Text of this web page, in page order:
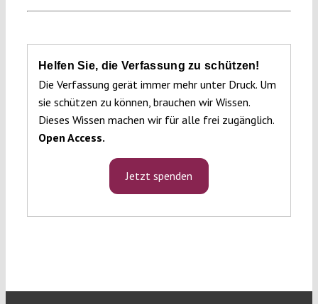
Helfen Sie, die Verfassung zu schützen!
Die Verfassung gerät immer mehr unter Druck. Um
sie schützen zu können, brauchen wir Wissen.
Dieses Wissen machen wir für alle frei zugänglich.
Open Access.
Jetzt spenden